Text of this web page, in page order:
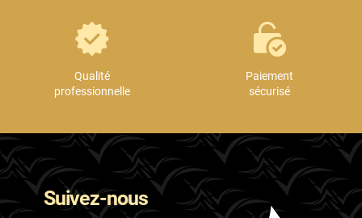
Jaguar
Jeep
Jetour
Qualité
professionnelle
Paiement
sécurisé
Suivez-nous